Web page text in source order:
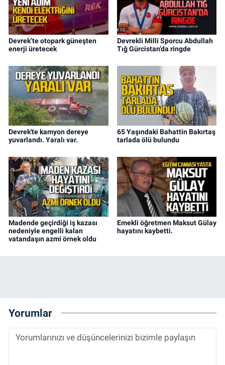
Devrek’te otopark güneşten
enerji üretecek
Devrekli Milli Sporcu Abdullah
Tığ Gürcistan’da ringde
Devrek'te kamyon dereye
yuvarlandı. Yaralı var.
65 Yaşındaki Bahattin Bakırtaş
tarlada ölü bulundu
Madende geçirdiği iş kazası
nedeniyle engelli kalan
vatandaşın azmi örnek oldu
Emekli öğretmen Maksut Gülay
hayatını kaybetti.
Yorumlar